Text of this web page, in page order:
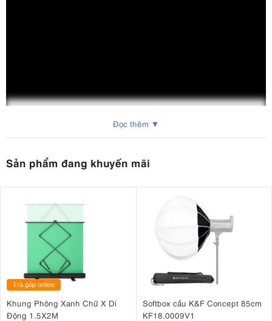
Đọc thêm ▼
Sản phẩm đang khuyến mãi
Trả góp online
Khung Phông Xanh Chữ X Di
Động 1.5X2M
Softbox cầu K&F Concept 85cm
KF18.0009V1